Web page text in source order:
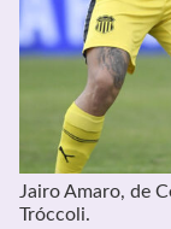
Jairo Amaro, de
Tróccoli.